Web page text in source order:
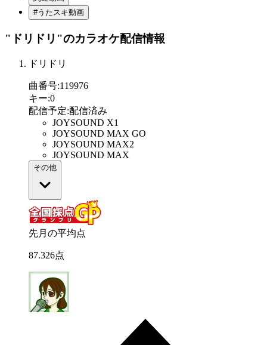
#うたスキ動画
"ドリドリ"のカラオケ配信情報
ドリドリ
曲番号:119976
キー:0
配信予定:配信済み
JOYSOUND X1
JOYSOUND MAX GO
JOYSOUND MAX2
JOYSOUND MAX
その他
先月の平均点
87.326点